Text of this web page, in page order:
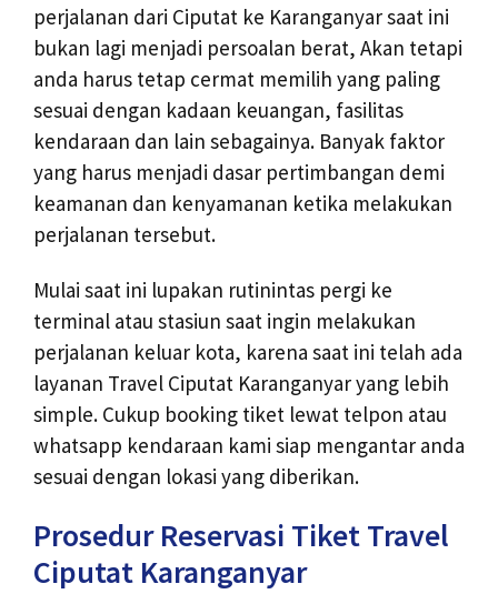
perjalanan dari Ciputat ke Karanganyar saat ini
bukan lagi menjadi persoalan berat, Akan tetapi
anda harus tetap cermat memilih yang paling
sesuai dengan kadaan keuangan, fasilitas
kendaraan dan lain sebagainya. Banyak faktor
yang harus menjadi dasar pertimbangan demi
keamanan dan kenyamanan ketika melakukan
perjalanan tersebut.
Mulai saat ini lupakan rutinintas pergi ke
terminal atau stasiun saat ingin melakukan
perjalanan keluar kota, karena saat ini telah ada
layanan Travel Ciputat Karanganyar yang lebih
simple. Cukup booking tiket lewat telpon atau
whatsapp kendaraan kami siap mengantar anda
sesuai dengan lokasi yang diberikan.
Prosedur Reservasi Tiket Travel
Ciputat Karanganyar